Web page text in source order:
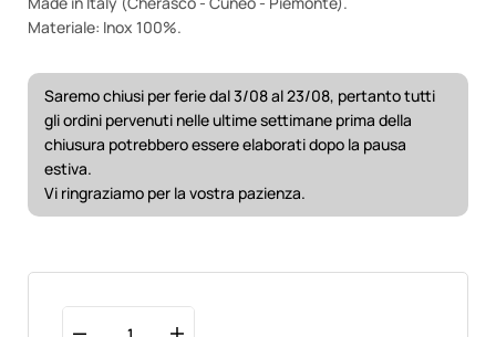
Materiale: Inox 100%.
Saremo chiusi per ferie dal 3/08 al 23/08, pertanto tutti
gli ordini pervenuti nelle ultime settimane prima della
chiusura potrebbero essere elaborati dopo la pausa
estiva.
Vi ringraziamo per la vostra pazienza.